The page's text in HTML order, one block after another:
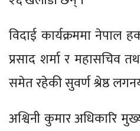
विदाई कार्यक्रममा नेपाल
प्रसाद शर्मा र महासचिव
समेत रहेकी सुवर्ण श्रेष्ठ
अश्विनी कुमार अधिकारि